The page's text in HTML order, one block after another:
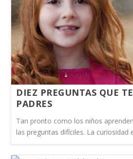
DIEZ PREGUNTAS QUE
PADRES
Tan pronto como los niños
las preguntas difíciles. La curiosidad